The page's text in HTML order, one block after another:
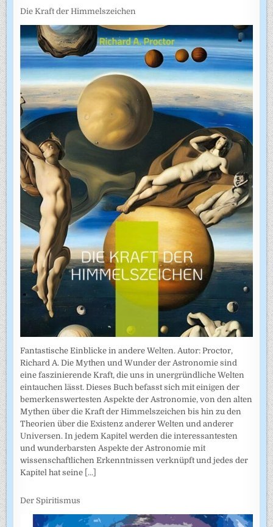
Die Kraft der Himmelszeichen
Fantastische Einblicke in andere Welten. Autor: Proctor,
Richard A. Die Mythen und Wunder der Astronomie sind
eine faszinierende Kraft, die uns in unergründliche Welten
eintauchen lässt. Dieses Buch befasst sich mit einigen der
bemerkenswertesten Aspekte der Astronomie, von den alten
Mythen über die Kraft der Himmelszeichen bis hin zu den
Theorien über die Existenz anderer Welten und anderer
Universen. In jedem Kapitel werden die interessantesten
und wunderbarsten Aspekte der Astronomie mit
wissenschaftlichen Erkenntnissen verknüpft und jedes der
Kapitel hat seine [...]
Der Spiritismus